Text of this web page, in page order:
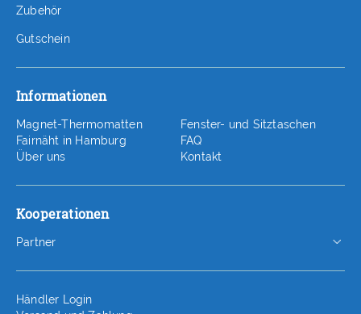
Zubehör
Gutschein
Informationen
Magnet-Thermomatten
Fairnäht in Hamburg
Über uns
Fenster- und Sitztaschen
FAQ
Kontakt
Kooperationen
Partner
Händler Login